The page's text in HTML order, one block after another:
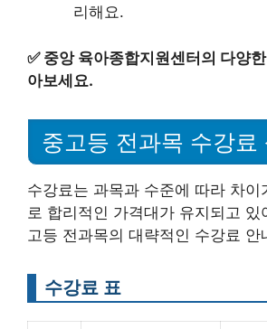
리해요.
✅ 중앙 육아종합지원센터의 다양
아보세요.
중고등 전과목 수강료
수강료는 과목과 수준에 따라 차이
로 합리적인 가격대가 유지되고 있
고등 전과목의 대략적인 수강료 안
수강료 표